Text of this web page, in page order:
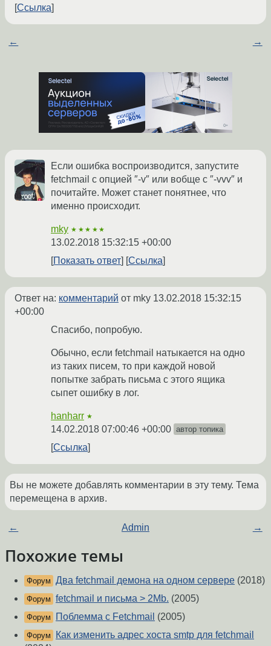
Ссылка
← →
Если ошибка воспроизводится, запустите
fetchmail с опцией ″-v″ или вобще с ″-vvv″ и
почитайте. Может станет понятнее, что
именно происходит.
mky ★★★★★
13.02.2018 15:32:15 +00:00
Показать ответ
Ссылка
Ответ на: комментарий от mky 13.02.2018 15:32:15
+00:00
Спасибо, попробую.
Обычно, если fetchmail натыкается на одно
из таких писем, то при каждой новой
попытке забрать письма с этого ящика
сыпет ошибку в лог.
hanharr ★
14.02.2018 07:00:46 +00:00 автор топика
Ссылка
Вы не можете добавлять комментарии в эту тему. Тема
перемещена в архив.
← Admin →
Похожие темы
Форум Два fetchmail демона на одном сервере (2018)
Форум fetchmail и письма > 2Mb. (2005)
Форум Поблемма с Fetchmail (2005)
Форум
Как изменить адрес хоста smtp для fetchmail